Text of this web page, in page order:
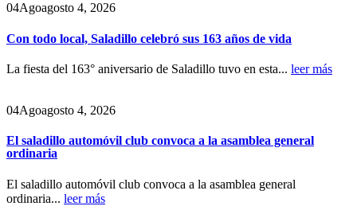
04Agoagosto 4, 2026
Con todo local, Saladillo celebró sus 163 años de vida
La fiesta del 163° aniversario de Saladillo tuvo en esta... leer más
04Agoagosto 4, 2026
El saladillo automóvil club convoca a la asamblea general
ordinaria
El saladillo automóvil club convoca a la asamblea general
ordinaria... leer más